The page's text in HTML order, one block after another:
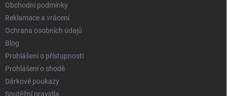
Obchodní podmínky
Reklamace a vrácení
Ochrana osobních údajů
Blog
Prohlášení o přístupnosti
Prohlášení o shodě
Dárkové poukazy
Soutěžní pravidla